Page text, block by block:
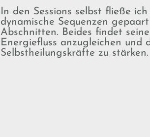
In den Sessions selbst fließe
dynamische Sequenzen
Abschnitten. Beides findet
Energiefluss anzugleichen und
Selbstheilungskräfte zu stärken.